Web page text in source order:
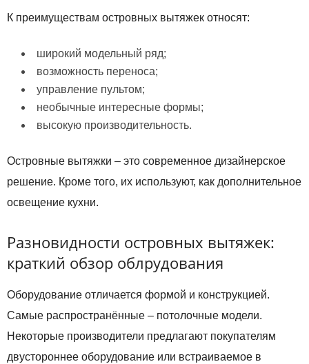
К преимуществам островных вытяжек относят:
широкий модельный ряд;
возможность переноса;
управление пультом;
необычные интересные формы;
высокую производительность.
Островные вытяжки – это современное дизайнерское
решение. Кроме того, их используют, как дополнительное
освещение кухни.
Разновидности островных вытяжек:
краткий обзор облрудования
Оборудование отличается формой и конструкцией.
Самые распространённые – потолочные модели.
Некоторые производители предлагают покупателям
двустороннее оборудование или встраиваемое в